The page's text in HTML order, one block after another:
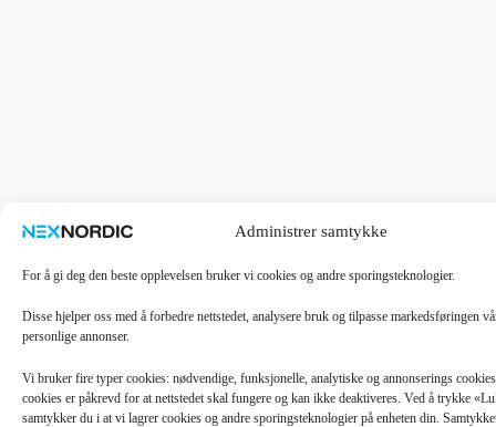
Administrer samtykke
For å gi deg den beste opplevelsen bruker vi cookies og andre sporingsteknologier.
Disse hjelper oss med å forbedre nettstedet, analysere bruk og tilpasse markedsføringen
personlige annonser.
Vi bruker fire typer cookies: nødvendige, funksjonelle, analytiske og annonserings
cookies er påkrevd for at nettstedet skal fungere og kan ikke deaktiveres. Ved å trykke
samtykker du i at vi lagrer cookies og andre sporingsteknologier på enheten din.